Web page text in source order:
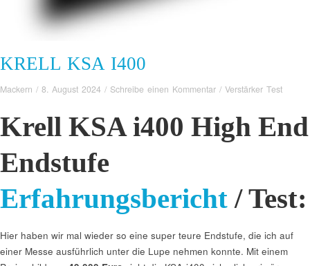
KRELL KSA I400
Mackern / 8. August 2024 / Schreibe einen Kommentar / Verstärker Test
Krell KSA i400 High End
Endstufe
Erfahrungsbericht / Test:
Hier haben wir mal wieder so eine super teure Endstufe, die ich auf
einer Messe ausführlich unter die Lupe nehmen konnte. Mit einem